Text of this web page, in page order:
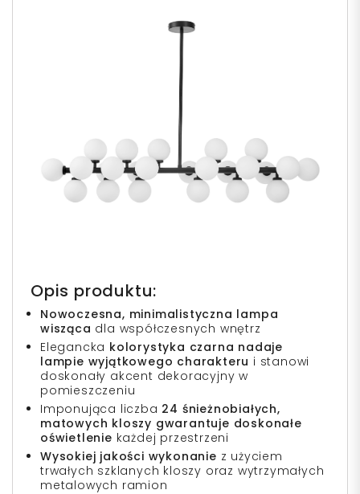
Opis produktu:
Nowoczesna, minimalistyczna lampa
wisząca dla współczesnych wnętrz
Elegancka kolorystyka czarna nadaje
lampie wyjątkowego charakteru i stanowi
doskonały akcent dekoracyjny w
pomieszczeniu
Imponująca liczba 24 śnieżnobiałych,
matowych kloszy gwarantuje doskonałe
oświetlenie każdej przestrzeni
Wysokiej jakości wykonanie z użyciem
trwałych szklanych kloszy oraz wytrzymałych
metalowych ramion